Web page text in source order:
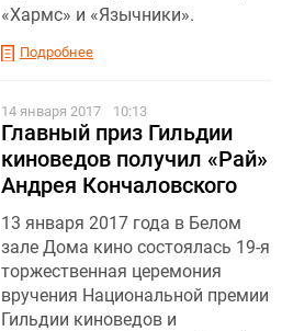
«Хармс» и «Язычники».
Подробнее
14 января 2017 10:13
Главный приз Гильдии
киноведов получил «Рай»
Андрея Кончаловского
13 января 2017 года в Белом
зале Дома кино состоялась 19-я
торжественная церемония
вручения Национальной премии
Гильдии киноведов и